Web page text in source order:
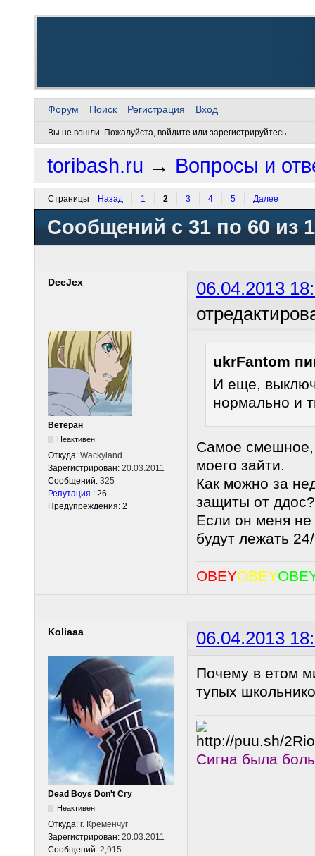
Форум Поиск Регистрация Вход
Вы не вошли. Пожалуйста, войдите или зарегистрируйтесь.
toribash.ru → Вопросы и
Страницы Назад 1 2 3 4 5 Далее
Сообщений с 31 по 60 из
DeeJex
06.04.2013
Ветеран
Неактивен
Откуда: Wackyland
Зарегистрирован: 20.03.2011
Сообщений: 325
Репутация : 26
Предупреждения: 2
ukrFantom
И еще,
нормально и
Самое смешное,
моего зайти.
Как можно за
защиты от ддос?
Если он меня не
будут лежать
OBEYOBEY
Koliaaa 06.04.2013
Dead Boys Don't Cry
Неактивен
Откуда: г. Кременчуг
Зарегистрирован: 20.03.2011
Сообщений: 2,915
Почему в етом
тупых
Сигна была